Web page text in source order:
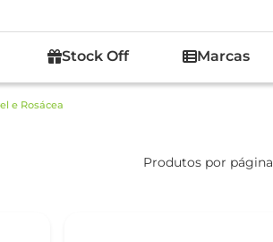
Stock Off Marcas
e Rosácea
Produtos por página